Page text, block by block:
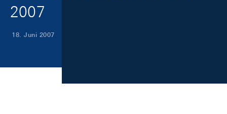
2007
18. Juni 2007